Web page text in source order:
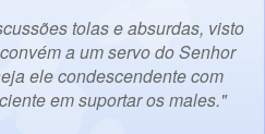
tolas e absurdas, visto
a um servo do Senhor
ele condescendente com
em suportar os males."